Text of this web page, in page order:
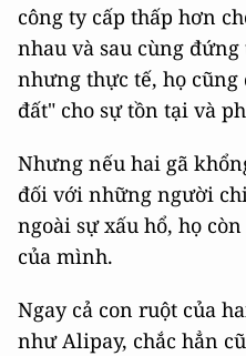
công ty cấp thấp hơn
nhau và sau cùng
nhưng thực tế, họ
đất" cho sự tồn tại và
Nhưng nếu hai gã
đối với những người
ngoài sự xấu hổ, họ
của mình.
Ngay cả con ruột của
như Alipay, chắc hẳn